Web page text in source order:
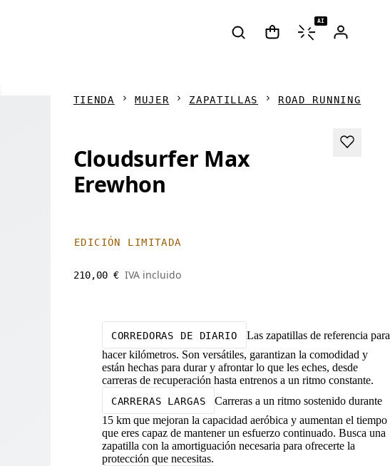
AI
TIENDA MUJER ZAPATILLAS ROAD RUNNING
Cloudsurfer Max
Erewhon
EDICIÓN LIMITADA
210,00 € IVA incluido
CORREDORAS DE DIARIO
Las zapatillas de referencia para
hacer kilómetros. Son versátiles, garantizan la comodidad y
están hechas para durar y afrontar lo que les eches, desde
carreras de recuperación hasta entrenos a un ritmo constante.
CARRERAS LARGAS
Carreras a un ritmo sostenido durante
15 km que mejoran la capacidad aeróbica y aumentan el tiempo
que eres capaz de mantener un esfuerzo continuado. Busca una
zapatilla con la amortiguación necesaria para ofrecerte la
protección que necesitas.